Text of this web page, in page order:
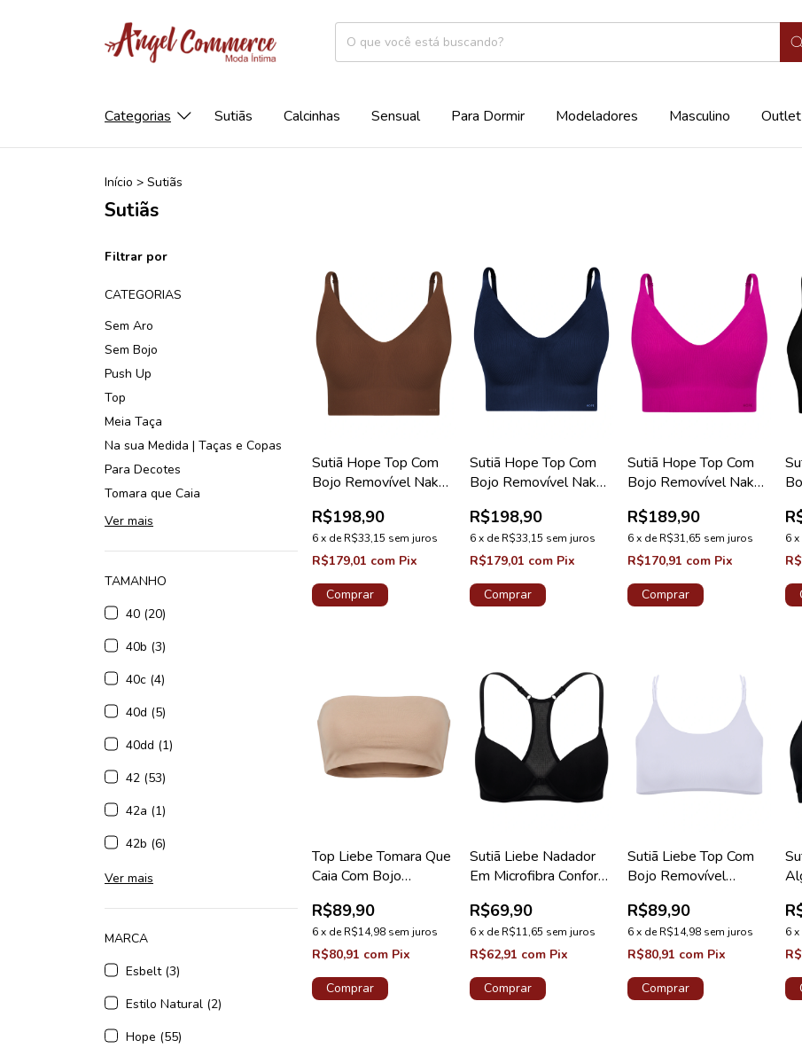
Categorias Sutiãs Calcinhas Sensual Para Dormir Modeladores Masculino Outlet
Início > Sutiãs
Sutiãs
Filtrar por
CATEGORIAS
Sem Aro
Sem Bojo
Push Up
Top
Meia Taça
Na sua Medida | Taças e Copas
Para Decotes
Tomara que Caia
Ver mais
TAMANHO
40 (20)
40b (3)
40c (4)
40d (5)
40dd (1)
42 (53)
42a (1)
42b (6)
Ver mais
MARCA
Esbelt (3)
Estilo Natural (2)
Hope (55)
Sutiã Hope Top Com
Bojo Removível Naked
R$198,90
6 x deR$33,15 sem juros
R$179,01 com Pix
Comprar
Sutiã Hope Top Com
Bojo Removível Naked
R$198,90
6 x deR$33,15 sem juros
R$179,01 com Pix
Comprar
Sutiã Hope Top Com
Bojo Removível Naked
R$189,90
6 x deR$31,65 sem juros
R$170,91 com Pix
Comprar
6x
Top Liebe Tomara Que
Caia Com Bojo
R$89,90
6 x deR$14,98 sem juros
R$80,91 com Pix
Comprar
Sutiã Liebe Nadador
Em Microfibra Confort
R$69,90
6 x deR$11,65 sem juros
R$62,91 com Pix
Comprar
Sutiã Liebe Top Com
Bojo Removível
R$89,90
6 x deR$14,98 sem juros
R$80,91 com Pix
Comprar
6x